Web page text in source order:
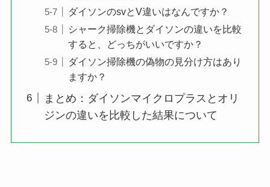
ダイソンのsvとV違いはなんですか？
シャーク掃除機とダイソンの違いを比較
すると、どっちがいいですか？
ダイソン掃除機の偽物の見分け方はあり
ますか？
まとめ：ダイソンマイクロプラスとオリ
ジンの違いを比較した結果について